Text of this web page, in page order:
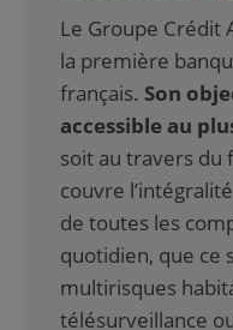
Le Groupe Crédit
la première
français. Son
accessible au
soit au travers du
couvre
de toutes les
quotidien, que ce
multirisques
télésurveillance